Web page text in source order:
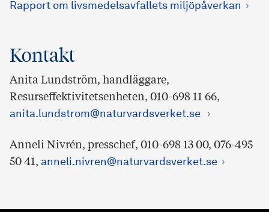
Rapport om livsmedelsavfallets miljöpåverkan
Kontakt
Anita Lundström, handläggare,
Resurseffektivitetsenheten, 010-698 11 66,
anita.lundstrom@naturvardsverket.se
Anneli Nivrén, presschef, 010-698 13 00, 076-495
50 41, anneli.nivren@naturvardsverket.se